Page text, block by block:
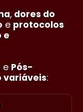
, dores do
e protocolos
e
e Pós-
variáveis: